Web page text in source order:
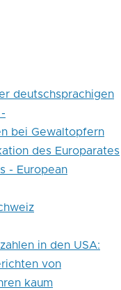
deutschsprachigen
bei Gewaltopfern
des Europarates
- European
in den USA:
von
kaum